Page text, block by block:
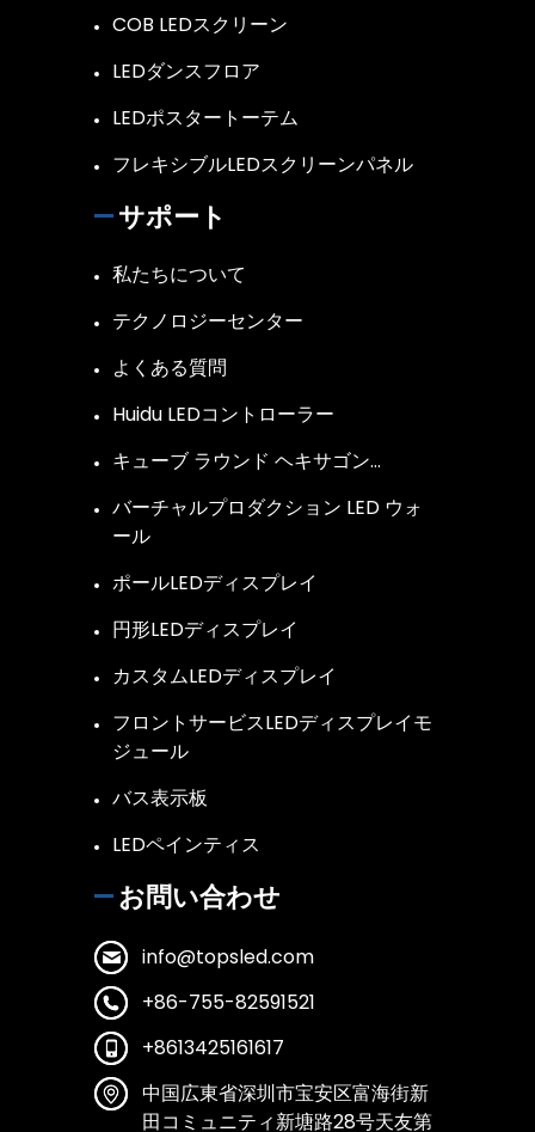
COB LEDスクリーン
LEDダンスフロア
LEDポスタートーテム
フレキシブルLEDスクリーンパネル
サポート
私たちについて
テクノロジーセンター
よくある質問
Huidu LEDコントローラー
キューブ ラウンド ヘキサゴン…
バーチャルプロダクション LED ウォ
ール
ポールLEDディスプレイ
円形LEDディスプレイ
カスタムLEDディスプレイ
フロントサービスLEDディスプレイモ
ジュール
バス表示板
LEDペインティス
お問い合わせ
info@topsled.com
+86-755-82591521
+8613425161617
中国広東省深圳市宝安区富海街新
田コミュニティ新塘路28号天友第